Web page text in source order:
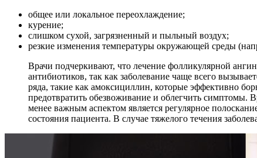
общее или локальное переохлаждение;
курение;
слишком сухой, загрязненный и пыльный воздух;
резкие изменения температуры окружающей среды
Врачи подчеркивают, что лечение фолликулярной
антибиотиков, так как заболевание чаще всего
ряда, такие как амоксициллин, которые эффективно
предотвратить обезвоживание и облегчить симптомы.
менее важным аспектом является регулярное
состояния пациента. В случае тяжелого течения